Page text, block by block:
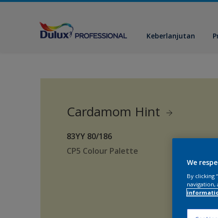
Keberlanjutan
Cardamom Hint
83YY 80/186
CP5 Colour Palette
We
By clicking
navigation,